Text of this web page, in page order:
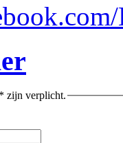
zijn verplicht.